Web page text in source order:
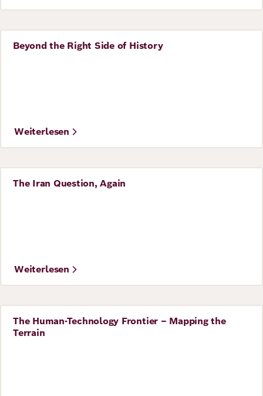
Perspective
Beyond the Right Side of History
Weiterlesen
Perspective
The Iran Question, Again
Weiterlesen
Perspective
The Human-Technology Frontier – Mapping the
Terrain